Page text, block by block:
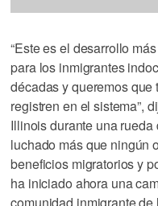
“Este es el desarrollo
para los inmigrantes
décadas y queremos
registren en el sistema”,
Illinois durante una
luchado más que ningún
beneficios migratorios y
ha iniciado ahora una
comunidad inmigrante